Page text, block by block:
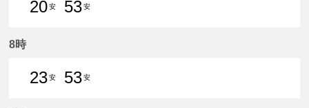
20安
53安
8時
23安
53安